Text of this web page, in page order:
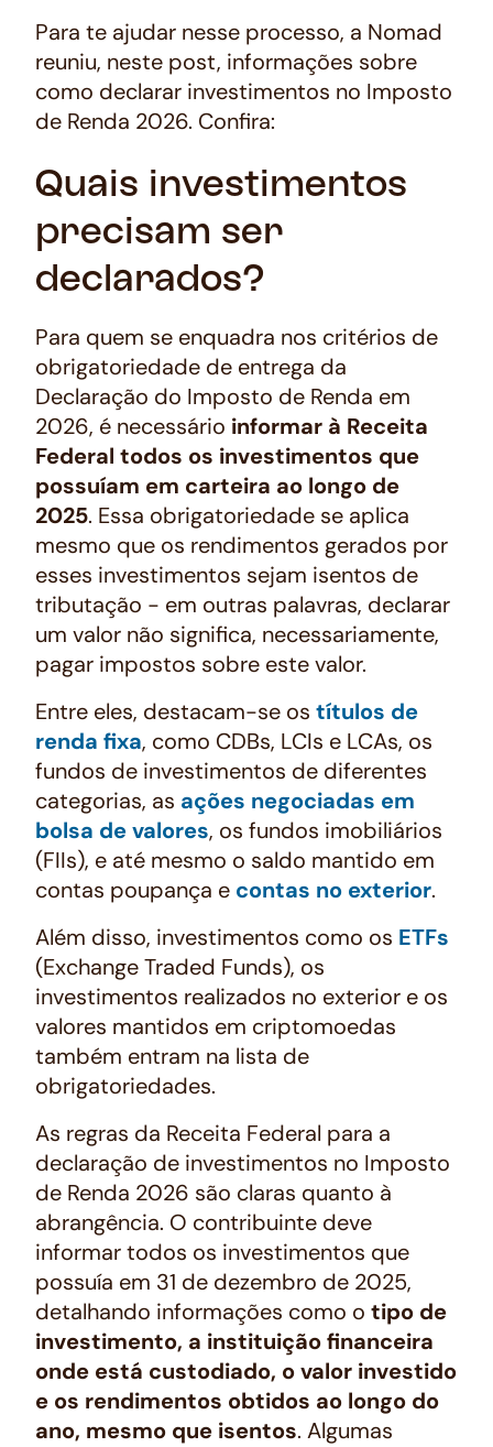
Para te ajudar nesse processo, a Nomad
reuniu, neste post, informações sobre
como declarar investimentos no Imposto
de Renda 2026. Confira:
Quais investimentos
precisam ser
declarados?
Para quem se enquadra nos critérios de
obrigatoriedade de entrega da
Declaração do Imposto de Renda em
2026, é necessário informar à Receita
Federal todos os investimentos que
possuíam em carteira ao longo de
2025. Essa obrigatoriedade se aplica
mesmo que os rendimentos gerados por
esses investimentos sejam isentos de
tributação - em outras palavras, declarar
um valor não significa, necessariamente,
pagar impostos sobre este valor.
Entre eles, destacam-se os títulos de
renda fixa, como CDBs, LCIs e LCAs, os
fundos de investimentos de diferentes
categorias, as ações negociadas em
bolsa de valores, os fundos imobiliários
(FIIs), e até mesmo o saldo mantido em
contas poupança e contas no exterior.
Além disso, investimentos como os ETFs
(Exchange Traded Funds), os
investimentos realizados no exterior e os
valores mantidos em criptomoedas
também entram na lista de
obrigatoriedades.
As regras da Receita Federal para a
declaração de investimentos no Imposto
de Renda 2026 são claras quanto à
abrangência. O contribuinte deve
informar todos os investimentos que
possuía em 31 de dezembro de 2025,
detalhando informações como o tipo de
investimento, a instituição financeira
onde está custodiado, o valor investido
e os rendimentos obtidos ao longo do
ano, mesmo que isentos. Algumas